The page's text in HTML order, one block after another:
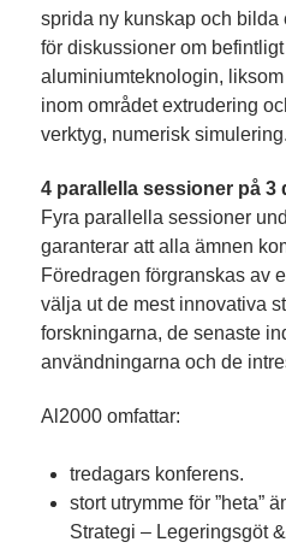
sprida ny kunskap och bilda
för diskussioner om
aluminiumteknologin,
inom området extrudering
verktyg, numerisk simulering.
4 parallella sessioner på 3
Fyra parallella sessioner
garanterar att alla ämnen
Föredragen förgranskas av
välja ut de mest innovativa
forskningarna, de senaste
användningarna och de
Al2000 omfattar:
tredagars konferens.
stort utrymme för ”heta”
Strategi – Legeringsgöt